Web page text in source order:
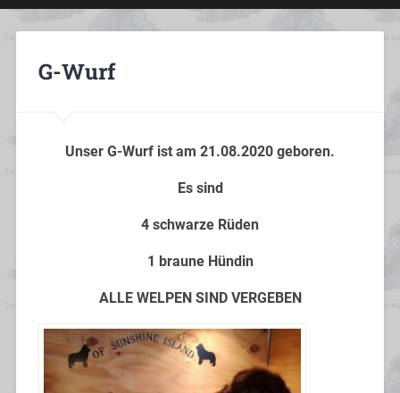
G-Wurf
Unser G-Wurf ist am 21.08.2020 geboren.
Es sind
4 schwarze Rüden
1 braune Hündin
ALLE WELPEN SIND VERGEBEN